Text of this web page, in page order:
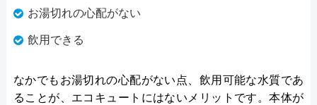
お湯切れの心配がない
飲用できる
なかでもお湯切れの心配がない点、飲用可能な水質であ
ることが、エコキュートにはないメリットです。本体が